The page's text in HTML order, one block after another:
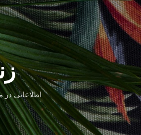
اطلاعاتی